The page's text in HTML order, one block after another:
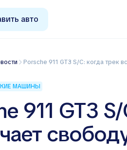
авто
Porsche 911 GT3 S/C: когда трек
МАШИНЫ
911 GT3